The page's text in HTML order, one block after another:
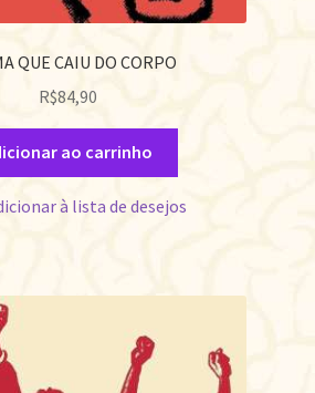
QUE CAIU DO CORPO
R$84,90
ao carrinho
à lista de desejos